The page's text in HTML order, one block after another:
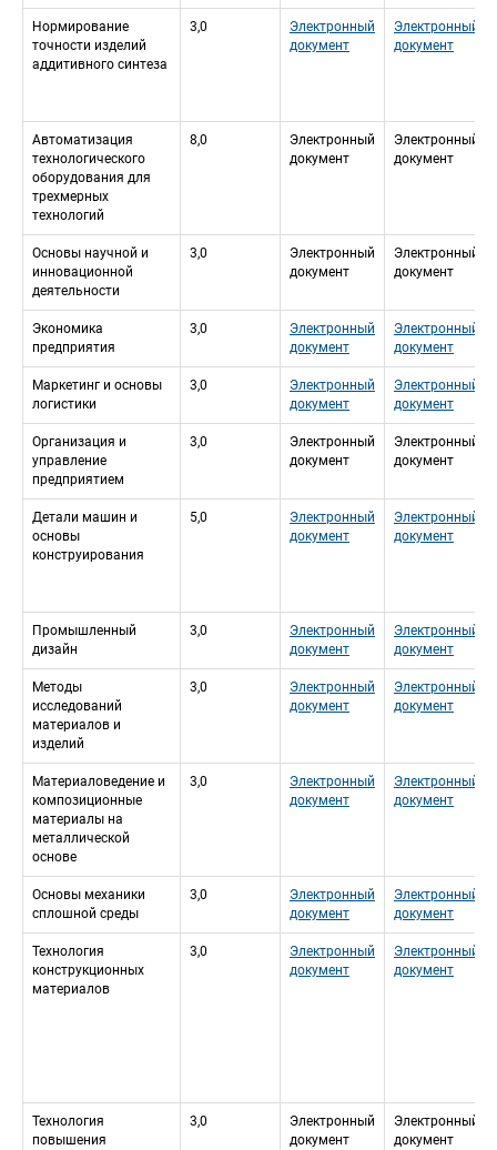
Нормирование
точности изделий
аддитивного синтеза
3,0
Электронный
документ
Электронный
документ
Автоматизация
технологического
оборудования для
трехмерных
технологий
8,0
Электронный
документ
Электронный
документ
Основы научной и
инновационной
деятельности
3,0
Электронный
документ
Электронный
документ
Экономика
предприятия
3,0
Электронный
документ
Электронный
документ
Маркетинг и основы
логистики
3,0
Электронный
документ
Электронный
документ
Организация и
управление
предприятием
3,0
Электронный
документ
Электронный
документ
Детали машин и
основы
конструирования
5,0
Электронный
документ
Электронный
документ
Промышленный
дизайн
3,0
Электронный
документ
Электронный
документ
Методы
исследований
материалов и
изделий
3,0
Электронный
документ
Электронный
документ
Материаловедение и
композиционные
материалы на
металлической
основе
3,0
Электронный
документ
Электронный
документ
Основы механики
сплoшной среды
3,0
Электронный
документ
Электронный
документ
Технология
конструкционных
материалов
3,0
Электронный
документ
Электронный
документ
Технология
повышения
3,0
Электронный
документ
Электронный
документ